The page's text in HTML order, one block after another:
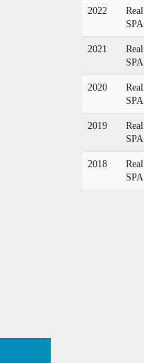
2022
SPA
2021
SPA
2020
SPA
2019
SPA
2018
SPA